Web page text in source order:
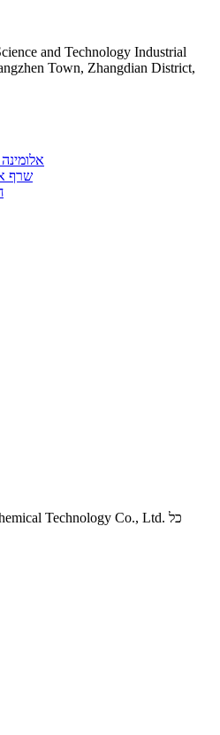
Town, Zhangdian District,
שרף